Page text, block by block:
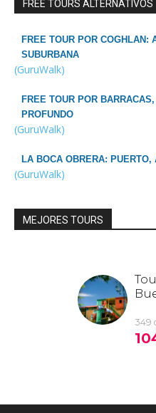
FREE TOURS ALTERNATIVOS
FREE TOUR POR COGHLAN:
SUBURBANA
(GuruWalk)
FREE TOUR POR
PROFUNDO
(GuruWalk)
LA BOCA OBRERA:
(GuruWalk)
MEJORES TOURS